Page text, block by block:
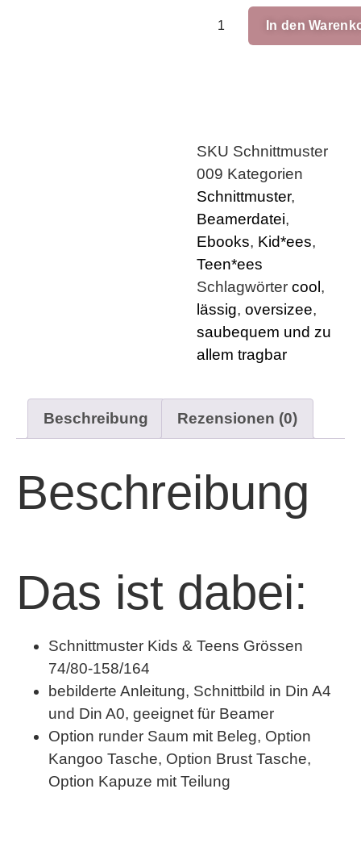
In den
SKU Schnittmuster
009 Kategorien
Schnittmuster,
Beamerdatei,
Ebooks, Kid*ees,
Teen*ees
Schlagwörter cool ,
lässig, oversizee,
saubequem und zu
allem tragbar
Beschreibung Rezensionen (0)
Beschreibung
Das ist dabei:
Schnittmuster Kids & Teens Grössen
74/80-158/164
bebilderte Anleitung, Schnittbild in Din A4
und Din A0, geeignet für Beamer
Option runder Saum mit Beleg, Option
Kangoo Tasche, Option Brust Tasche,
Option Kapuze mit Teilung